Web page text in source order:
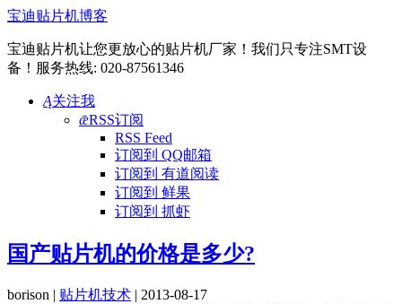
宝迪贴片机博客
宝迪贴片机让您更放心的贴片机厂家！我们只专注SMT设
备！服务热线: 020-87561346
Ą关注我
ǣRSS订阅
RSS Feed
订阅到 QQ邮箱
订阅到 有道阅读
订阅到 鲜果
订阅到 抓虾
国产贴片机的价格是多少?
borison | 贴片机技术 | 2013-08-17